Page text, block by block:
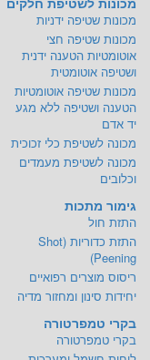
מכונות שטיפה ידניות
מכונות שטיפה חצי
אוטומטיות הטענה ידנית
ושטיפה אוטומטית
מכונות שטיפה אוטומטיות
הטענה ושטיפה ללא מגע
יד אדם
מכונה לשטיפת כלי זכוכית
מכונה לשטיפת מעמדים
וכלובים
גימור מתכות
התזת חול
התזת כדוריות (Shot
Peening)
ריסוס מוצרים רפואיים
יחידות סינון ומחזור מדיה
בקרי טמפרטורה
בקרי טמפרטורה